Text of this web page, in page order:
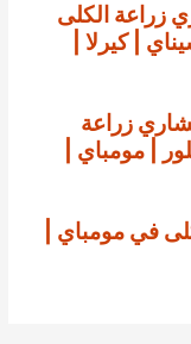
زراعة الكلى
| كيرلا |
زراعة
| مومباي |
في مومباي |